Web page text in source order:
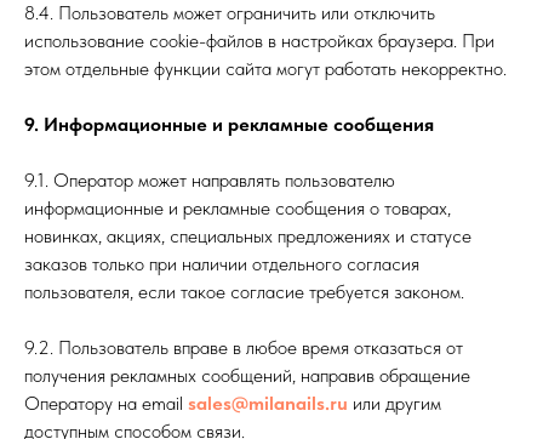
8.4. Пользователь может ограничить или отключить
использование cookie-файлов в настройках браузера. При
этом отдельные функции сайта могут работать некорректно.
9. Информационные и рекламные сообщения
9.1. Оператор может направлять пользователю
информационные и рекламные сообщения о товарах,
новинках, акциях, специальных предложениях и статусе
заказов только при наличии отдельного согласия
пользователя, если такое согласие требуется законом.
9.2. Пользователь вправе в любое время отказаться от
получения рекламных сообщений, направив обращение
Оператору на email sales@milanails.ru или другим
доступным способом связи.